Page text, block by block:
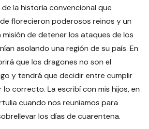
la historia convencional que
florecieron poderosos reinos y un
misión de detener los ataques de los
asolando una región de su país. En
que los dragones no son el
y tendrá que decidir entre cumplir
lo correcto. La escribí con mis hijos, en
cuando nos reuníamos para
los días de cuarentena.